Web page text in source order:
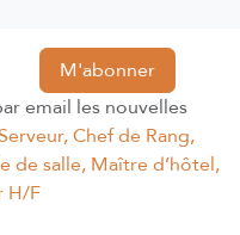
M'abonner
email les nouvelles
Chef de Rang,
de salle, Maître d’hôtel,
H/F